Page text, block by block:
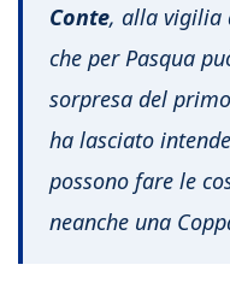
Conte, alla vigilia
che per Pasqua
sorpresa del
ha lasciato
possono fare le
neanche una